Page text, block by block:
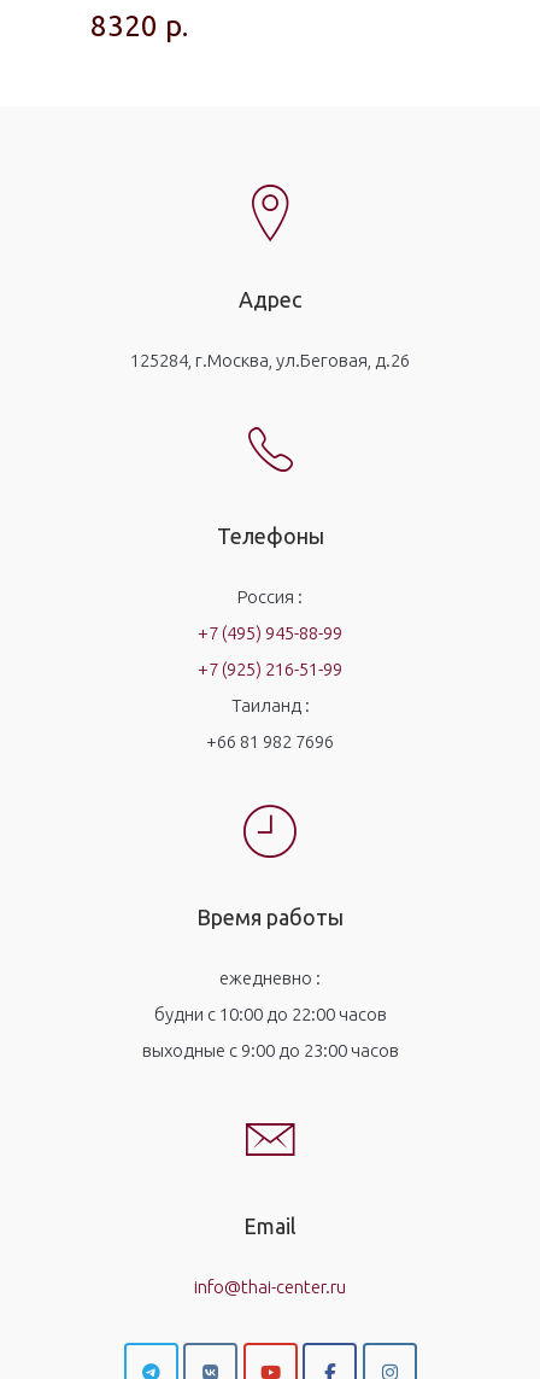
8320 р.
Адрес
125284, г.Москва, ул.Беговая, д.26
Телефоны
Россия :
+7 (495) 945-88-99
+7 (925) 216-51-99
Таиланд :
+66 81 982 7696
Время работы
ежедневно :
будни с 10:00 до 22:00 часов
выходные с 9:00 до 23:00 часов
Email
info@thai-center.ru